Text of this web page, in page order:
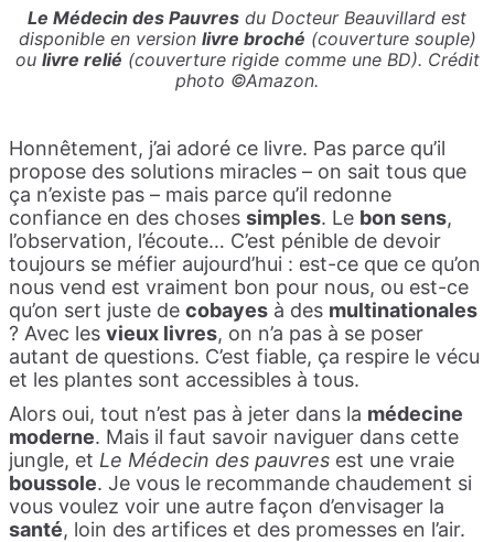
Le Médecin des Pauvres du Docteur Beauvillard est
disponible en version livre broché (couverture souple)
ou livre relié (couverture rigide comme une BD). Crédit
photo ©Amazon.
Honnêtement, j’ai adoré ce livre. Pas parce qu’il
propose des solutions miracles – on sait tous que
ça n’existe pas – mais parce qu’il redonne
confiance en des choses simples. Le bon sens,
l’observation, l’écoute… C’est pénible de devoir
toujours se méfier aujourd’hui : est-ce que ce qu’on
nous vend est vraiment bon pour nous, ou est-ce
qu’on sert juste de cobayes à des multinationales
? Avec les vieux livres, on n’a pas à se poser
autant de questions. C’est fiable, ça respire le vécu
et les plantes sont accessibles à tous.
Alors oui, tout n’est pas à jeter dans la médecine
moderne. Mais il faut savoir naviguer dans cette
jungle, et Le Médecin des pauvres est une vraie
boussole. Je vous le recommande chaudement si
vous voulez voir une autre façon d’envisager la
santé, loin des artifices et des promesses en l’air.